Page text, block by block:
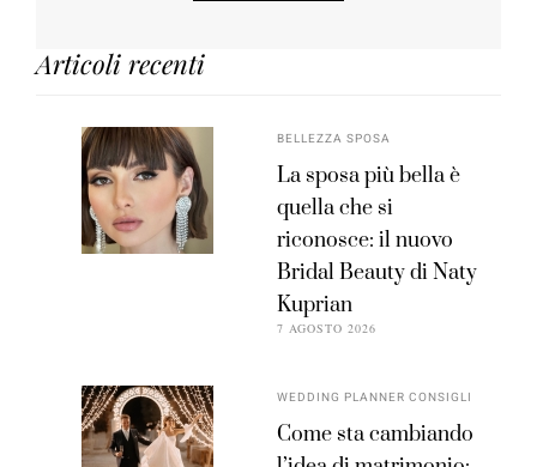
Articoli recenti
BELLEZZA SPOSA
La sposa più bella è
quella che si
riconosce: il nuovo
Bridal Beauty di Naty
Kuprian
7 AGOSTO 2026
WEDDING PLANNER CONSIGLI
Come sta cambiando